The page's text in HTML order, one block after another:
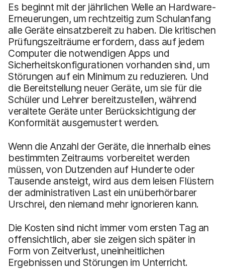
Es beginnt mit der jährlichen Welle an Hardware-
Erneuerungen, um rechtzeitig zum Schulanfang
alle Geräte einsatzbereit zu haben. Die kritischen
Prüfungszeiträume erfordern, dass auf jedem
Computer die notwendigen Apps und
Sicherheitskonfigurationen vorhanden sind, um
Störungen auf ein Minimum zu reduzieren. Und
die Bereitstellung neuer Geräte, um sie für die
Schüler und Lehrer bereitzustellen, während
veraltete Geräte unter Berücksichtigung der
Konformität ausgemustert werden.
Wenn die Anzahl der Geräte, die innerhalb eines
bestimmten Zeitraums vorbereitet werden
müssen, von Dutzenden auf Hunderte oder
Tausende ansteigt, wird aus dem leisen Flüstern
der administrativen Last ein unüberhörbarer
Urschrei, den niemand mehr ignorieren kann.
Die Kosten sind nicht immer vom ersten Tag an
offensichtlich, aber sie zeigen sich später in
Form von Zeitverlust, uneinheitlichen
Ergebnissen und Störungen im Unterricht.